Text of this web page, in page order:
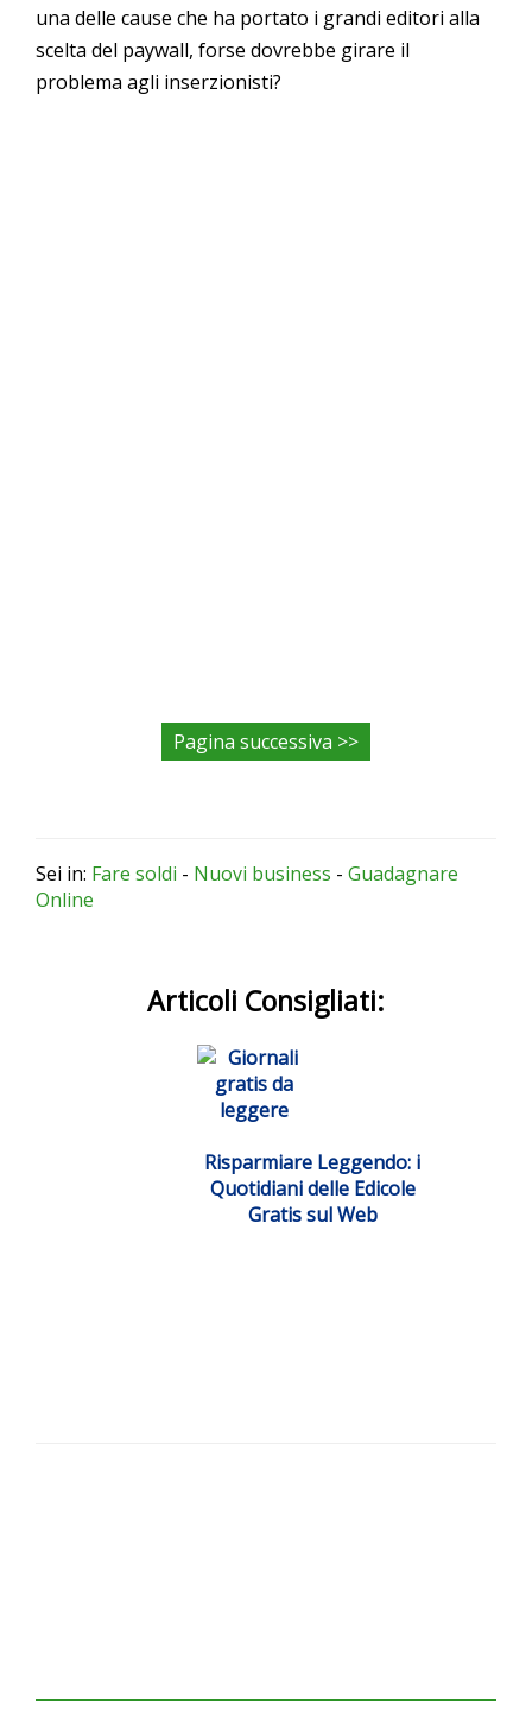
una delle cause che ha portato i grandi editori alla
scelta del paywall, forse dovrebbe girare il
problema agli inserzionisti?
Pagina successiva >>
Sei in: Fare soldi - Nuovi business - Guadagnare
Online
Articoli Consigliati:
Risparmiare Leggendo: i
Quotidiani delle Edicole
Gratis sul Web